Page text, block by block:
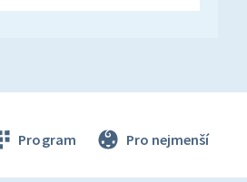
Program Pro nejmenší